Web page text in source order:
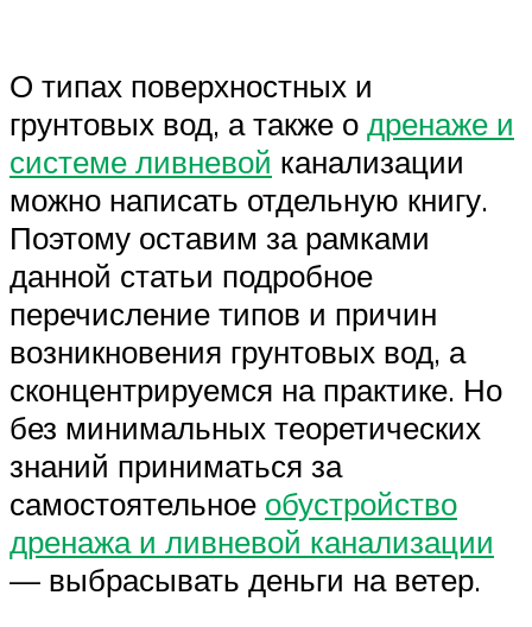
О типах поверхностных и
грунтовых вод, а также о дренаже и
системе ливневой канализации
можно написать отдельную книгу.
Поэтому оставим за рамками
данной статьи подробное
перечисление типов и причин
возникновения грунтовых вод, а
сконцентрируемся на практике. Но
без минимальных теоретических
знаний приниматься за
самостоятельное обустройство
дренажа и ливневой канализации
— выбрасывать деньги на ветер.